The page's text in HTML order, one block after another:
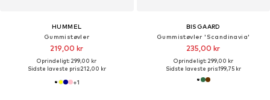
HUMMEL
Gummistøvler
219,00 kr
Oprindeligt: 299,00 kr
Sidste laveste pris:212,00 kr
+1
BISGAARD
Gummistøvler 'Scandinavia'
235,00 kr
Oprindeligt: 299,00 kr
Sidste laveste pris:199,75 kr